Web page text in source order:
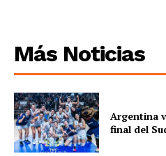
Más Noticias
Argentina
final del